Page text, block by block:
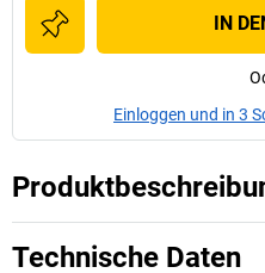
IN
Einloggen und in 3
Technische Daten